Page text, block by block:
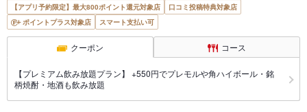
【アプリ予約限定】最大800ポイント還元対象店
口コミ投稿特典対象店
ポイントプラス対象店
スマート支払い可
クーポン コース
【プレミアム飲み放題プラン】 +550円でプレモルや角ハイボール・銘
柄焼酎・地酒も飲み放題